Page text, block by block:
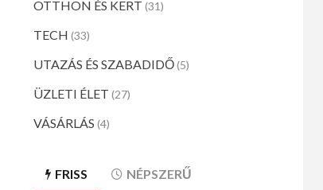
OTTHON ÉS KERT (31)
TECH (33)
UTAZÁS ÉS SZABADIDŐ(5)
ÜZLETI ÉLET (27)
VÁSÁRLÁS (4)
FRISS NÉPSZERŰ